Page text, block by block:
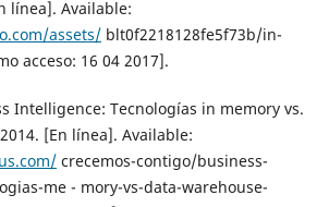
línea]. Available:
assets/blt0f2218128fe5f73b/in-
acceso: 16 04 2017].
Intelligence: Tecnologías in memory vs.
[En línea]. Available:
crecemos-contigo/business-
me - mory-vs-data-warehouse-